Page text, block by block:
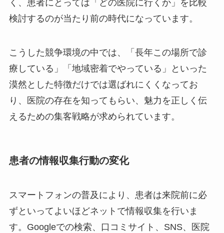
く、患者にとっては「どの医院に行くか」を比較
検討するのが当たり前の時代になっています。
こうした競争環境の中では、「長年この場所で診
療している」「地域密着でやっている」といった
漠然とした特徴だけでは選ばれにくくなってお
り、医院の存在を知ってもらい、魅力を正しく伝
えるための集客戦略が求められています。
患者の情報収集行動の変化
スマートフォンの普及により、患者は来院前に必
ずといってよいほどネットで情報収集を行いま
す。Googleでの検索、口コミサイト、SNS、医院